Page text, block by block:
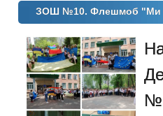
ЗОШ №10. Флешмоб "Ми